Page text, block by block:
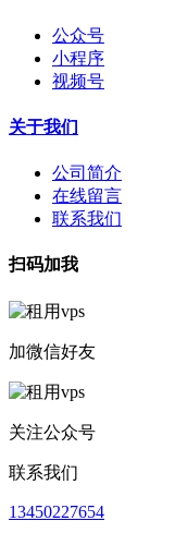
公众号
小程序
视频号
关于我们
公司简介
在线留言
联系我们
扫码加我
加微信好友
关注公众号
联系我们
13450227654